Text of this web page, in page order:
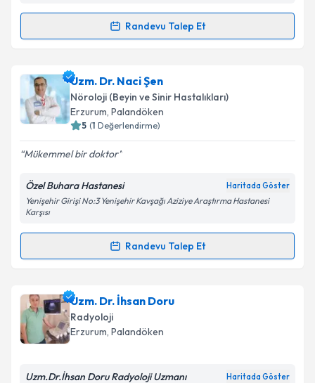
Kişisel verilerimin işlenmesine ilişkin
Metni'ni okudum ve kişisel verilerimin belirtilen
Takvim Talebini Gönder
Randevu Talep Et
Randevu Takvimi Talebi
Doç. Dr. Osman Turakiçin randevu takvimi talebi
oluşturun. Size bu uzmandan randevu almanız için bir
takvim hazırlandığında e-posta ile bilgilendireceğiz.
Kişisel verilerimin işlenmesine ilişkinAydınlatma
kapsamda işlenmesini kabul ediyorum.
Uzm. Dr. Naci Şen
Nöroloji (Beyin ve Sinir Hastalıkları)
Erzurum, Palandöken
5 (1 Değerlendirme)
Mükemmel bir doktor
Özel Buhara Hastanesi Haritada Göster
Yenişehir Girişi No:3 Yenişehir Kavşağı Aziziye Araştırma Hastanesi
Karşısı
Randevu Talep Et
Randevu Takvimi Talebi
Uzm. Dr. Naci Şeniçin randevu takvimi talebi
oluşturun. Size bu uzmandan randevu almanız için bir
takvim hazırlandığında e-posta ile bilgilendireceğiz.
Uzm. Dr. İhsan Doru
Radyoloji
Erzurum, Palandöken
Uzm.Dr.İhsan Doru Radyoloji Uzmanı Haritada Göster